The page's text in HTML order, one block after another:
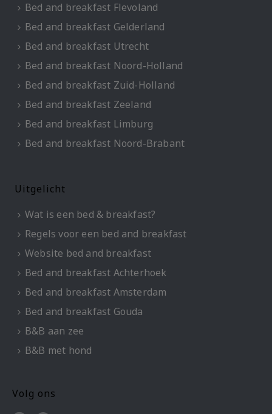
Bed and breakfast Flevoland
Bed and breakfast Gelderland
Bed and breakfast Utrecht
Bed and breakfast Noord-Holland
Bed and breakfast Zuid-Holland
Bed and breakfast Zeeland
Bed and breakfast Limburg
Bed and breakfast Noord-Brabant
Uitgelicht
Wat is een bed & breakfast?
Regels voor een bed and breakfast
Website bed and breakfast
Bed and breakfast Achterhoek
Bed and breakfast Amsterdam
Bed and breakfast Gouda
B&B aan zee
B&B met hond
Volg ons